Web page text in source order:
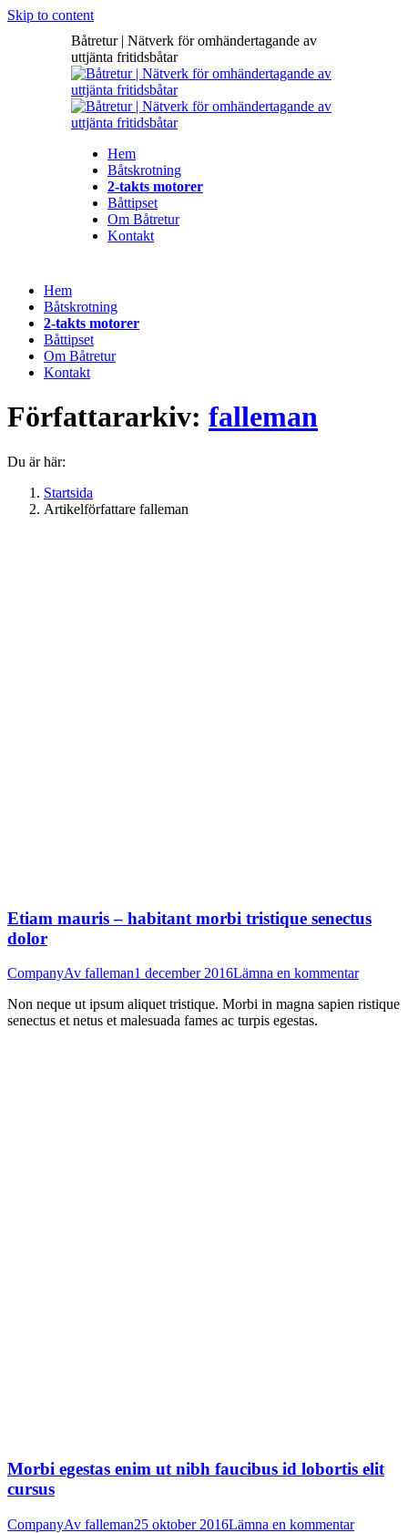
Skip to content
Båtretur | Nätverk för omhändertagande av
uttjänta fritidsbåtar
Hem
Båtskrotning
2-takts motorer
Båttipset
Om Båtretur
Kontakt
Hem
Båtskrotning
2-takts motorer
Båttipset
Om Båtretur
Kontakt
Författararkiv: falleman
Du är här:
Startsida
Artikelförfattare falleman
Etiam mauris – habitant morbi tristique senectus
dolor
CompanyAv falleman1 december 2016Lämna en kommentar
Non neque ut ipsum aliquet tristique. Morbi in magna sapien ristique
senectus et netus et malesuada fames ac turpis egestas.
Morbi egestas enim ut nibh faucibus id lobortis elit
cursus
CompanyAv falleman25 oktober 2016Lämna en kommentar